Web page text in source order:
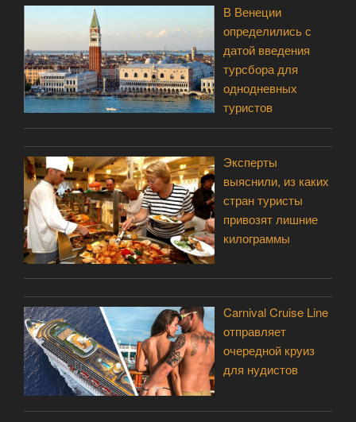
В Венеции
определились с
датой введения
турсбора для
однодневных
туристов
Эксперты
выяснили, из каких
стран туристы
привозят лишние
килограммы
Carnival Cruise Line
отправляет
очередной круиз
для нудистов